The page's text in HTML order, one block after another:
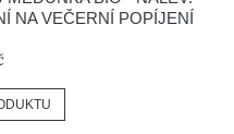
NA VEČERNÍ POPÍJENÍ